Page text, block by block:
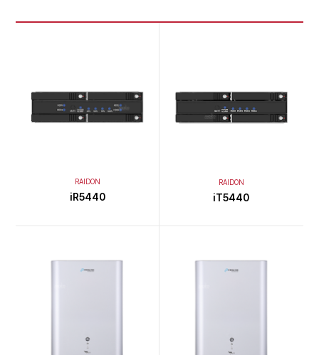
RAIDON
iR5440
RAIDON
iT5440